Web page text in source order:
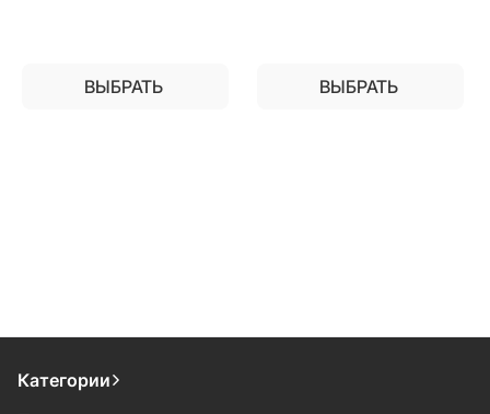
ВЫБРАТЬ ВЫБРАТЬ
Категории